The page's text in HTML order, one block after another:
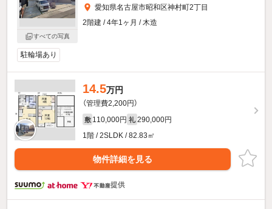
すべての写真
愛知県名古屋市昭和区神村町2丁目
2階建 / 4年1ヶ月 / 木造
駐輪場あり
14.5万円
（管理費2,200円）
敷 110,000円 礼 290,000円
1階 / 2SLDK / 82.83㎡
物件詳細を見る
提供